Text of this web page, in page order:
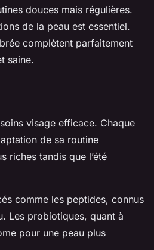
douces mais régulières.
de la peau est essentiel.
complètent parfaitement
saine.
visage efficace. Chaque
de sa routine
riches tandis que l’été
comme les peptides, connus
Les probiotiques, quant à
pour une peau plus